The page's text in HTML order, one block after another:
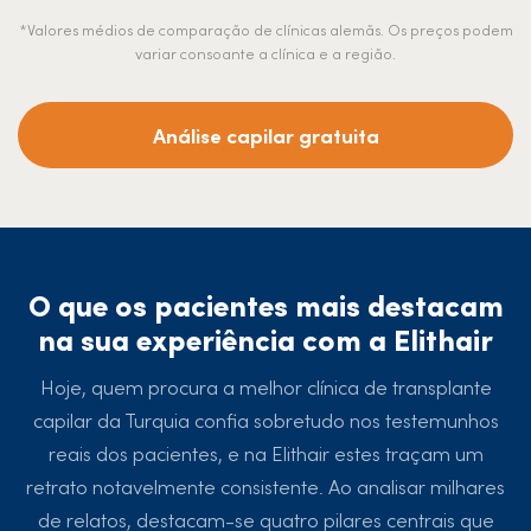
*Valores médios de comparação de clínicas alemãs. Os preços podem
variar consoante a clínica e a região.
Análise capilar gratuita
O que os pacientes mais destacam
na sua experiência com a Elithair
Hoje, quem procura a melhor clínica de transplante
capilar da Turquia confia sobretudo nos testemunhos
reais dos pacientes, e na Elithair estes traçam um
retrato notavelmente consistente. Ao analisar milhares
de relatos, destacam-se quatro pilares centrais que